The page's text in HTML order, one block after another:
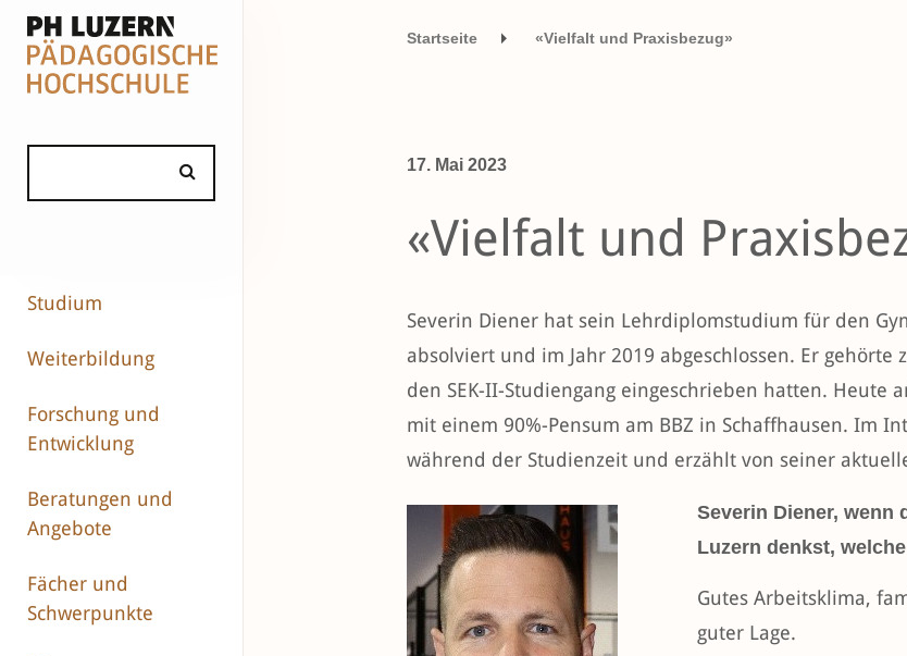
Studium
Weiterbildung
Forschung und
Entwicklung
Beratungen und
Angebote
Fächer und
Schwerpunkte
Startseite «Vielfalt und Praxisbezug»
17. Mai 2023
«Vielfalt und
Severin Diener hat sein Lehrdiplomstudium für den
absolviert und im Jahr 2019 abgeschlossen. Er
den SEK-II-Studiengang eingeschrieben hatten. Heute
mit einem 90%-Pensum am BBZ in Schaffhausen. Im
während der Studienzeit und erzählt von seiner
Severin Diener, wenn
Luzern denkst,
Gutes Arbeitsklima,
guter Lage.